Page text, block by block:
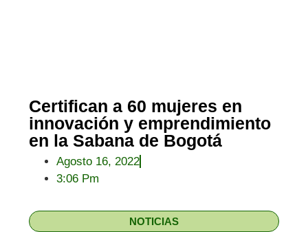
Certifican a 60 mujeres en
innovación y emprendimiento
en la Sabana de Bogotá
Agosto 16, 2022
3:06 Pm
NOTICIAS